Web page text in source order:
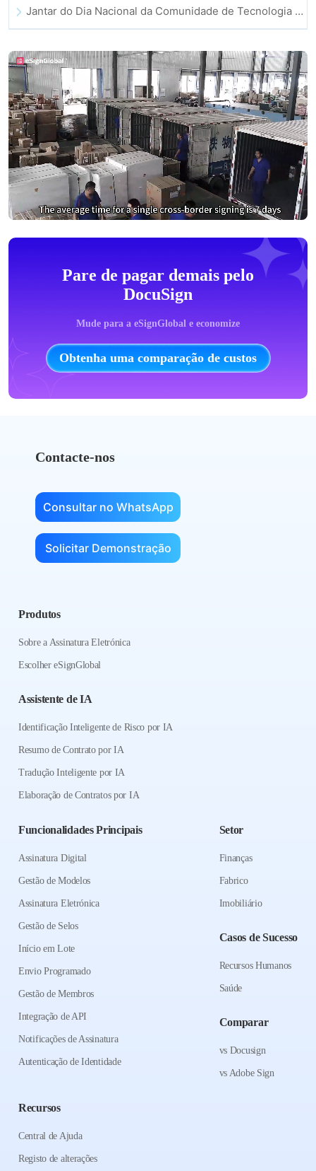
Jantar do Dia Nacional da Comunidade de Tecnologia e Inovacao de Hong Kong
Pare de pagar demais pelo
DocuSign
Mude para a eSignGlobal e economize
Obtenha uma comparação de custos
Contacte-nos
Consultar no WhatsApp
Solicitar Demonstração
Produtos
Sobre a Assinatura Eletrónica
Escolher eSignGlobal
Assistente de IA
Identificação Inteligente de Risco por IA
Resumo de Contrato por IA
Tradução Inteligente por IA
Elaboração de Contratos por IA
Funcionalidades Principais
Assinatura Digital
Gestão de Modelos
Assinatura Eletrónica
Gestão de Selos
Início em Lote
Envio Programado
Gestão de Membros
Integração de API
Notificações de Assinatura
Autenticação de Identidade
Setor
Finanças
Fabrico
Imobiliário
Casos de Sucesso
Recursos Humanos
Saúde
Comparar
vs Docusign
vs Adobe Sign
Recursos
Central de Ajuda
Registo de alterações